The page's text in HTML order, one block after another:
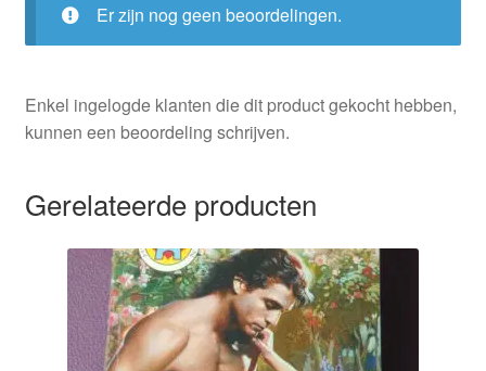
Er zijn nog geen beoordelingen.
Enkel ingelogde klanten die dit product gekocht hebben,
kunnen een beoordeling schrijven.
Gerelateerde producten